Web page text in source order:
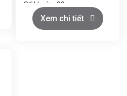
Số khuôn: 99
Đường kính tối đa của viên
nén (mm): 10
Xem chi tiết